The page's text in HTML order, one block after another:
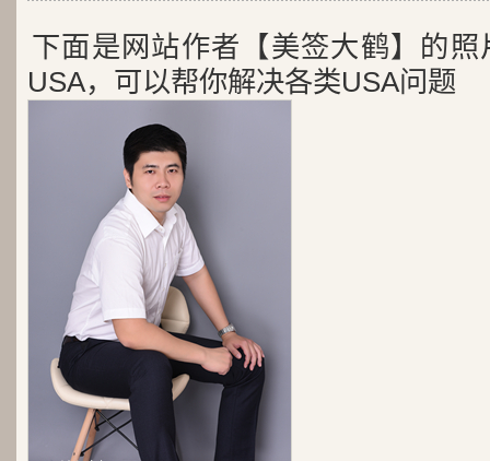
下面是网站作者【美签大鹤】的
USA，可以帮你解决各类USA问题